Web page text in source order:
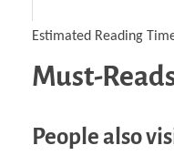
Estimated Reading
Must-
People also